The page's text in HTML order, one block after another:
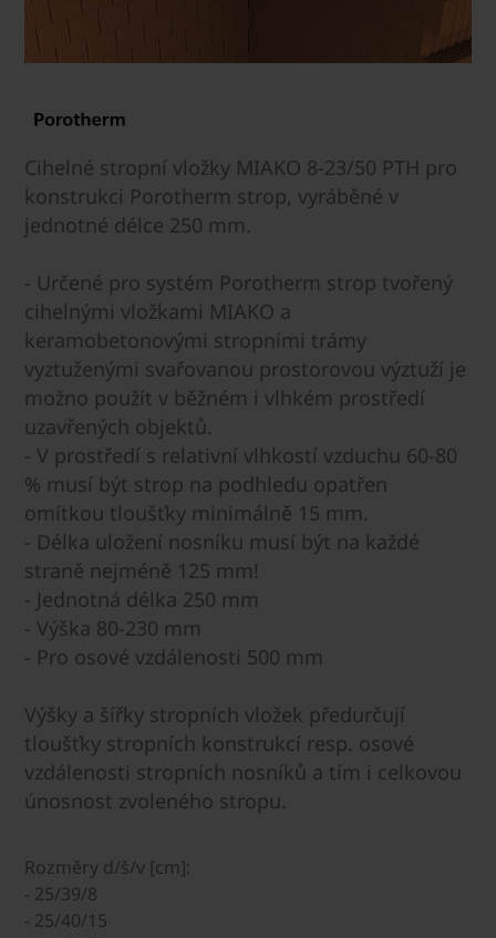
Cihelné stropní vložky MIAKO 8-23/50 PTH pro
konstrukci Porotherm strop, vyráběné v
jednotné délce 250 mm.
- Určené pro systém Porotherm strop tvořený
cihelnými vložkami MIAKO a
keramobetonovými stropními trámy
vyztuženými svařovanou prostorovou výztuží je
možno použít v běžném i vlhkém prostředí
uzavřených objektů.
- V prostředí s relativní vlhkostí vzduchu 60-80
% musí být strop na podhledu opatřen
omítkou tloušťky minimálně 15 mm.
- Délka uložení nosníku musí být na každé
straně nejméně 125 mm!
- Jednotná délka 250 mm
- Výška 80-230 mm
- Pro osové vzdálenosti 500 mm
Výšky a šířky stropních vložek předurčují
tloušťky stropních konstrukcí resp. osové
vzdálenosti stropních nosníků a tím i celkovou
únosnost zvoleného stropu.
Rozměry d/š/v [cm]:
- 25/39/8
- 25/40/15